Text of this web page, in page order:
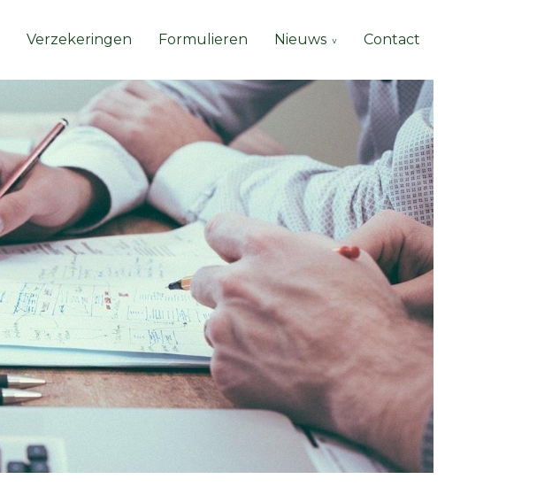
Verzekeringen Formulieren Nieuws Contact